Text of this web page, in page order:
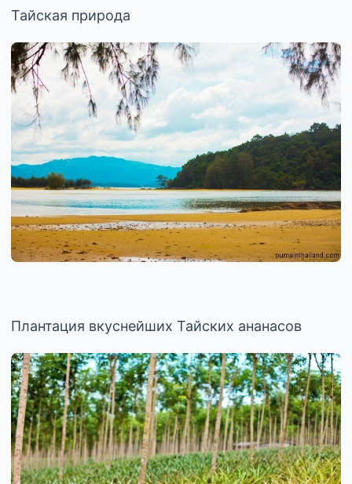
Тайская природа
Плантация вкуснейших Тайских ананасов